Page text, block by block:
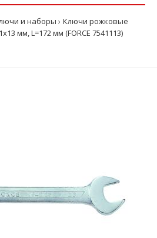
и наборы
Ключи рожковые
мм, L=172 мм (FORCE 7541113)